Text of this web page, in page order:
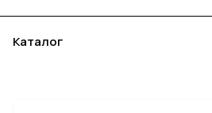
Каталог